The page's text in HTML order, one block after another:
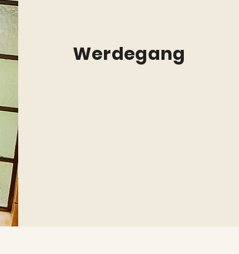
Werdegang